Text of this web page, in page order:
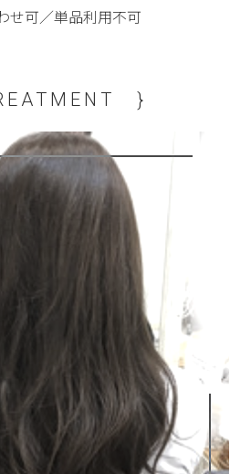
せ可／単品利用不可
}